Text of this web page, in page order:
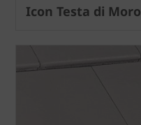
Icon Testa di Moro